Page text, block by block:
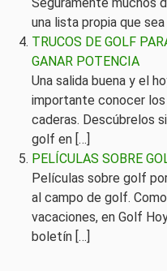
una lista propia que
TRUCOS DE GOLF
GANAR POTENCIA
Una salida buena y el
importante conocer
caderas. Descúbrelos
golf en […]
PELÍCULAS SOBRE
Películas sobre golf
al campo de golf.
vacaciones, en Golf
boletín […]